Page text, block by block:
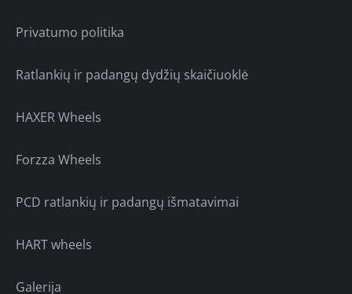
Privatumo politika
Ratlankių ir padangų dydžių skaičiuoklė
HAXER Wheels
Forzza Wheels
PCD ratlankių ir padangų išmatavimai
HART wheels
Galerija